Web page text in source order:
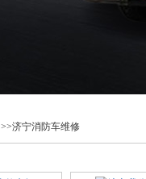
>>济宁消防车维修